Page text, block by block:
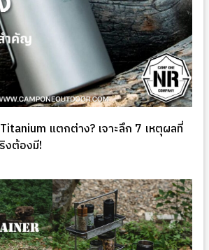
แตกต่าง? เจาะลึก 7 เหตุผลที่
งต้องมี!